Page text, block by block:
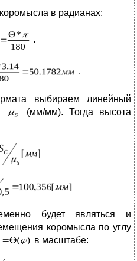
в радианах:
.
.
выбираем линейный
(мм/мм). Тогда высота
будет являться и
коромысла по углу
в масштабе: